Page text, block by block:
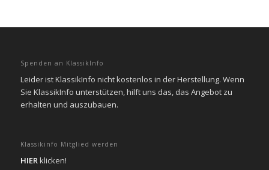
Spenden an KlassikInfo
Leider ist KlassikInfo nicht kostenlos in der Herstellung. Wenn
Sie KlassikInfo unterstützen, hilft uns das, das Angebot zu
erhalten und auszubauen.
Klassikinfo Mitglied werden
HIERklicken!